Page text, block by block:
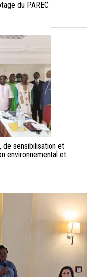
du PAREC
de sensibilisation et
environnemental et